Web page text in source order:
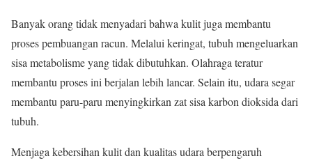
Banyak orang tidak menyadari bahwa kulit juga membantu
proses pembuangan racun. Melalui keringat, tubuh mengeluarkan
sisa metabolisme yang tidak dibutuhkan. Olahraga teratur
membantu proses ini berjalan lebih lancar. Selain itu, udara segar
membantu paru-paru menyingkirkan zat sisa karbon dioksida dari
tubuh.
Menjaga kebersihan kulit dan kualitas udara berpengaruh